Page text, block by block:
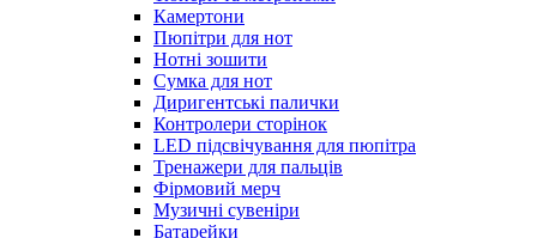
Камертони
Пюпітри для нот
Нотні зошити
Сумка для нот
Диригентські палички
Контролери сторінок
LED підсвічування для пюпітра
Тренажери для пальців
Фірмовий мерч
Музичні сувеніри
Батарейки